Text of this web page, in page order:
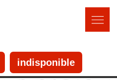
indisponible